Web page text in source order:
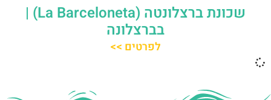
שכונת ברצלונטה (La Barceloneta) |
בברצלונה
לפרטים >>